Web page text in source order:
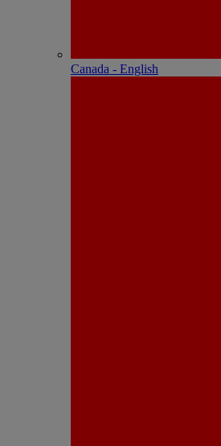
Canada - English